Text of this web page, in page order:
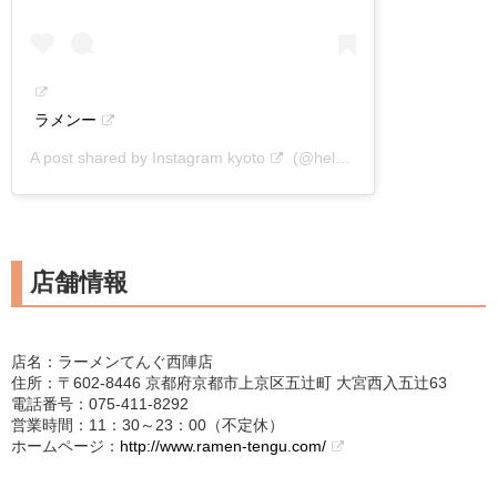
ラメンー
A post shared by Instagram kyoto (@helvetica) on
店舗情報
店名：ラーメンてんぐ西陣店
住所：〒602-8446 京都府京都市上京区五辻町 大宮西入五辻63
電話番号：075-411-8292
営業時間：11：30～23：00（不定休）
ホームページ： http://www.ramen-tengu.com/